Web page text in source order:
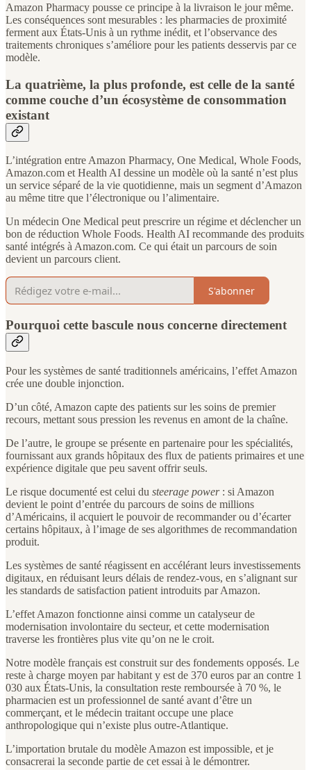
Amazon Pharmacy pousse ce principe à la livraison le jour même.
Les conséquences sont mesurables : les pharmacies de proximité
ferment aux États-Unis à un rythme inédit, et l’observance des
traitements chroniques s’améliore pour les patients desservis par ce
modèle.
La quatrième, la plus profonde, est celle de la santé
comme couche d’un écosystème de consommation
existant
L’intégration entre Amazon Pharmacy, One Medical, Whole Foods,
Amazon.com et Health AI dessine un modèle où la santé n’est plus
un service séparé de la vie quotidienne, mais un segment d’Amazon
au même titre que l’électronique ou l’alimentaire.
Un médecin One Medical peut prescrire un régime et déclencher un
bon de réduction Whole Foods. Health AI recommande des produits
santé intégrés à Amazon.com. Ce qui était un parcours de soin
devient un parcours client.
S'abonner
Pourquoi cette bascule nous concerne directement
Pour les systèmes de santé traditionnels américains, l’effet Amazon
crée une double injonction.
D’un côté, Amazon capte des patients sur les soins de premier
recours, mettant sous pression les revenus en amont de la chaîne.
De l’autre, le groupe se présente en partenaire pour les spécialités,
fournissant aux grands hôpitaux des flux de patients primaires et une
expérience digitale que peu savent offrir seuls.
Le risque documenté est celui du steerage power: si Amazon
devient le point d’entrée du parcours de soins de millions
d’Américains, il acquiert le pouvoir de recommander ou d’écarter
certains hôpitaux, à l’image de ses algorithmes de recommandation
produit.
Les systèmes de santé réagissent en accélérant leurs investissements
digitaux, en réduisant leurs délais de rendez-vous, en s’alignant sur
les standards de satisfaction patient introduits par Amazon.
L’effet Amazon fonctionne ainsi comme un catalyseur de
modernisation involontaire du secteur, et cette modernisation
traverse les frontières plus vite qu’on ne le croit.
Notre modèle français est construit sur des fondements opposés. Le
reste à charge moyen par habitant y est de 370 euros par an contre 1
030 aux États-Unis, la consultation reste remboursée à 70 %, le
pharmacien est un professionnel de santé avant d’être un
commerçant, et le médecin traitant occupe une place
anthropologique qui n’existe plus outre-Atlantique.
L’importation brutale du modèle Amazon est impossible, et je
consacrerai la seconde partie de cet essai à le démontrer.